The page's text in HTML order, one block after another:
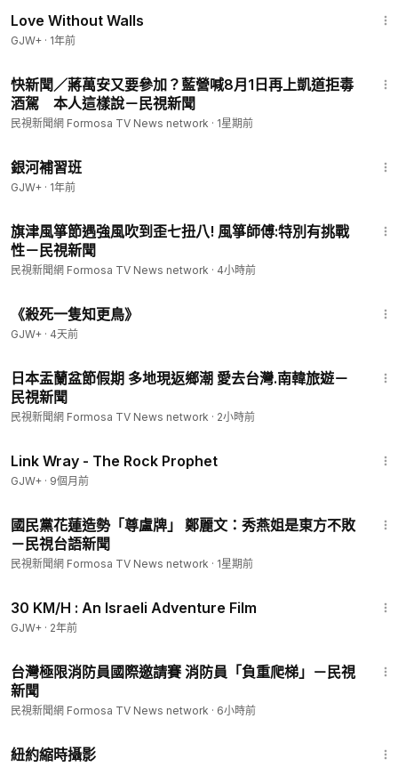
看新聞：https://www.ftvnews.com.tw/news/detail/2026617W
0517?utm_source=youtube&utm_medium=description
--
📱下載民視新聞APP →https://www.ftvnews.com.tw/download
✅ 民視新聞網：https://www.ftvnews.com.tw/
✅ 加入民視LINE：
✅ 訂閱民視IG：
Love Without Walls
GJW+ · 1年前
快新聞／蔣萬安又要參加？藍營喊8月1日再上凱道拒毒
酒駕 本人這樣說－民視新聞
民視新聞網 Formosa TV News network · 1星期前
銀河補習班
GJW+ · 1年前
旗津風箏節遇強風吹到歪七扭八! 風箏師傅:特別有挑戰
性－民視新聞
民視新聞網 Formosa TV News network · 4小時前
《殺死一隻知更鳥》
GJW+ · 4天前
日本盂蘭盆節假期 多地現返鄉潮 愛去台灣.南韓旅遊－
民視新聞
民視新聞網 Formosa TV News network · 2小時前
Link Wray - The Rock Prophet
GJW+ · 9個月前
國民黨花蓮造勢「尊盧牌」 鄭麗文：秀燕姐是東方不敗
－民視台語新聞
民視新聞網 Formosa TV News network · 1星期前
30 KM/H : An Israeli Adventure Film
GJW+ · 2年前
台灣極限消防員國際邀請賽 消防員「負重爬梯」－民視
新聞
民視新聞網 Formosa TV News network · 6小時前
紐約縮時攝影